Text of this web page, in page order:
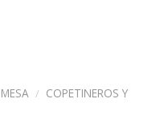
/ COPETINEROS Y